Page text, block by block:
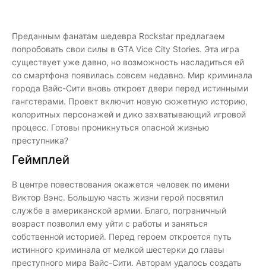
Преданным фанатам шедевра Rockstar предлагаем
попробовать свои силы в GTA Vice City Stories. Эта игра
существует уже давно, но возможность насладиться ей
со смартфона появилась совсем недавно. Мир криминала
города Вайс-Сити вновь откроет двери перед истинными
гангстерами. Проект включит новую сюжетную историю,
колоритных персонажей и дико захватывающий игровой
процесс. Готовы проникнуться опасной жизнью
преступника?
Геймплей
В центре повествования окажется человек по имени
Виктор Вэнс. Большую часть жизни герой посвятил
службе в американской армии. Благо, пограничный
возраст позволил ему уйти с работы и заняться
собственной историей. Перед героем откроется путь
истинного криминала от мелкой шестерки до главы
преступного мира Вайс-Сити. Авторам удалось создать